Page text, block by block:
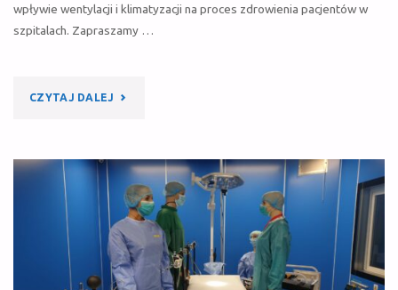
wpływie wentylacji i klimatyzacji na proces zdrowienia pacjentów w
szpitalach. Zapraszamy …
CZYTAJ DALEJ "NAUKOWCY
POLITECHNIKI
WARSZAWSKIEJ
SPRAWDZAJĄ,
JAK